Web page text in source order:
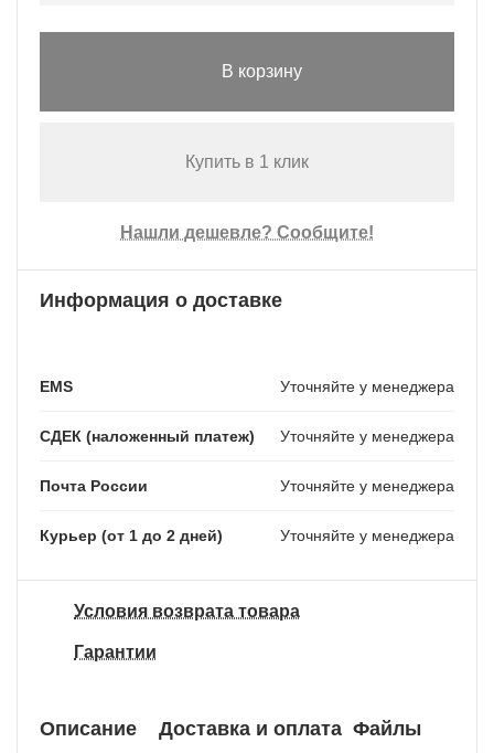
В корзину
Купить в 1 клик
Нашли дешевле? Сообщите!
Информация о доставке
EMS Уточняйте у менеджера
СДЕК (наложенный платеж) Уточняйте у менеджера
Почта России Уточняйте у менеджера
Курьер (от 1 до 2 дней) Уточняйте у менеджера
Условия возврата товара
Гарантии
Описание Доставка и оплата Файлы